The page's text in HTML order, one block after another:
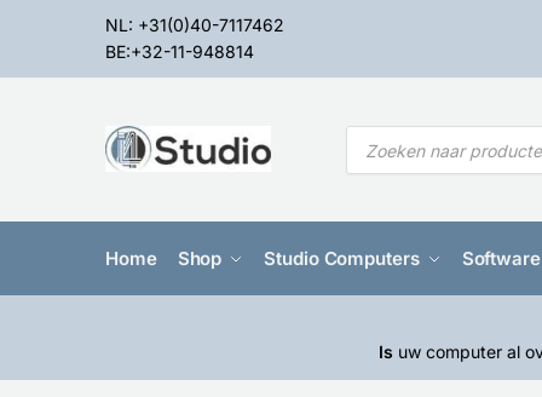
NL: +31(0)40-7117462
BE:+32-11-948814
Home Shop Studio Computers Software
Is uw computer al